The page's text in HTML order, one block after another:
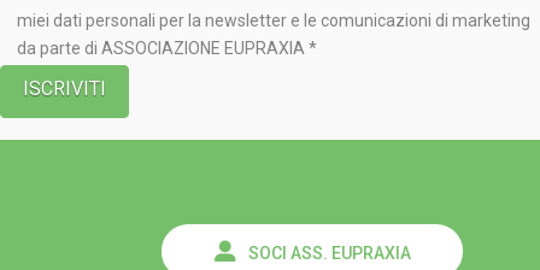
miei dati personali per la newsletter e le comunicazioni di marketing
da parte di ASSOCIAZIONE EUPRAXIA *
SOCI ASS. EUPRAXIA